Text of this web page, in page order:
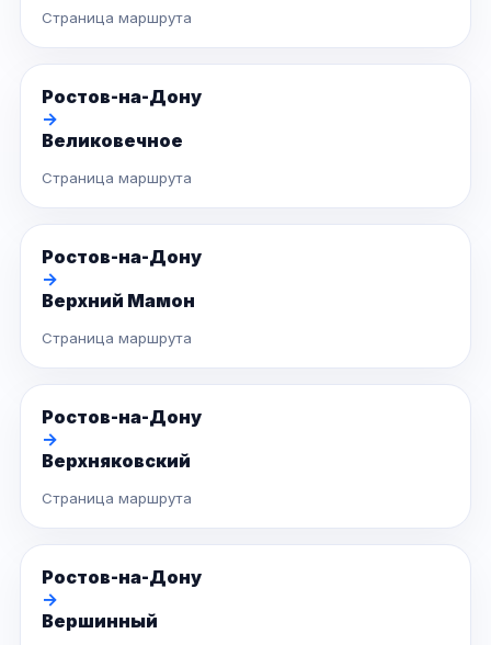
Страница маршрута
Ростов-на-Дону
→
Великовечное
Страница маршрута
Ростов-на-Дону
→
Верхний Мамон
Страница маршрута
Ростов-на-Дону
→
Верхняковский
Страница маршрута
Ростов-на-Дону
→
Вершинный